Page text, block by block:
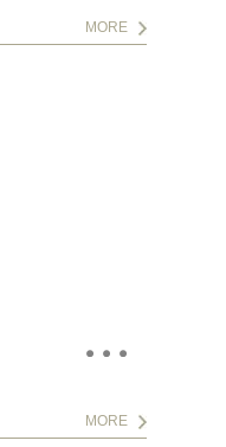
MORE
MORE